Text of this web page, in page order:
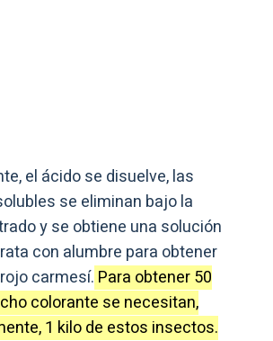
el ácido se disuelve, las
se eliminan bajo la
y se obtiene una solución
con alumbre para obtener
carmesí. Para obtener 50
colorante se necesitan,
1 kilo de estos insectos.